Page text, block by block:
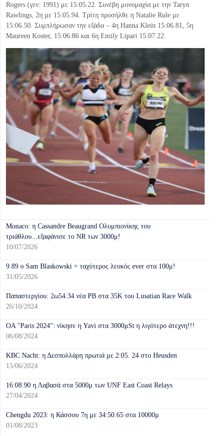
Rogers (γεν: 1991) με 15:05.22. Συνέβη μονομαχία με την Taryn
Rawlings, 2η με 15:05.94. Τρίτη προσήλθε η Natalie Rule με
15:06.50. Συμπλήρωσαν την εξάδα – 4η Hanna Klein 15:06.81, 5η
Maureen Koster, 15:06.86 και 6η Emily Lipari 15:07.22.
Monaco: η Cassandre Beaugrand Ολυμπιονίκης του
τριάθλου...εξαφάνισε το NR των 3000μ!
10/07/2026
9.89 o Sam Blaskοwski = ταχύτερος λευκός ever στα 100μ!
31/05/2026
Παπαστεργίου: 2ω54:34 νέα ΡΒ στα 35Κ του Lusatian Race Walk
26/10/2024
OA "Paris 2024": νίκησε η Yavi στα 3000μSt η λιγότερο άτεχνη!!!
06/08/2024
KBC Nacht: η Δεσπολλάρη πρωτιά με 2:05. 24 στο Heusden
15/06/2024
16:08.90 η Λαβασά στα 5000μ των UNF East Coast Relays
27/04/2024
Chengdu 2023: η Κάσσου 7η με 34:50.65 στα 10000μ
01/08/2023